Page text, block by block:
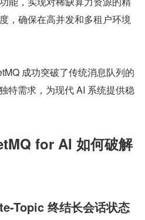
，确保在高并发和多租户环境
成功突破了传统消息队列的
特需求，为现代 AI 系统提供稳
for AI 如何破解
Topic 终结长会话状态